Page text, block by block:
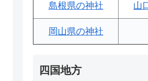
島根県の神社 山
岡山県の神社
四国地方